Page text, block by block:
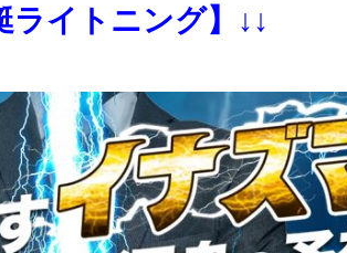
ライトニング】↓↓